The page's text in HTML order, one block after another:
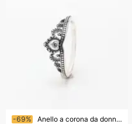
Finendo presto!
-69%
Anello a corona da donna, elegante, in stile principessa, pezzo di tendenza per le donne, taglie 50-60, regalo di lusso e temperamento leggero per le donne